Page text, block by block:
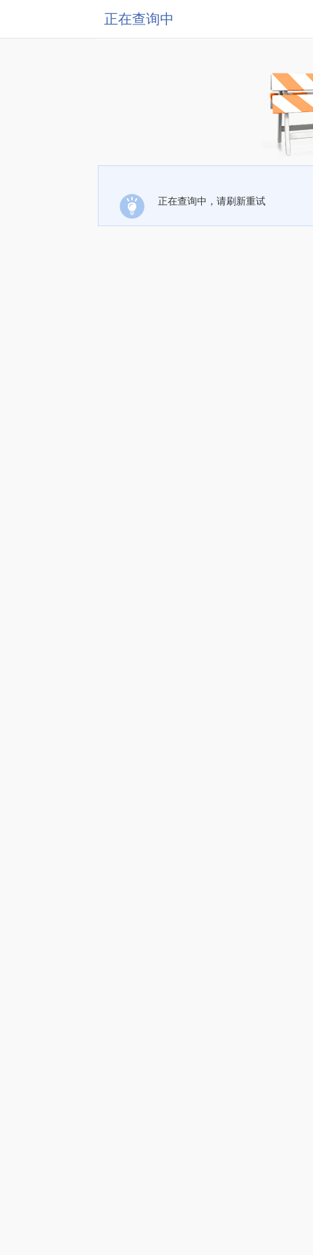
正在查询中
正在查询中，请刷新重试